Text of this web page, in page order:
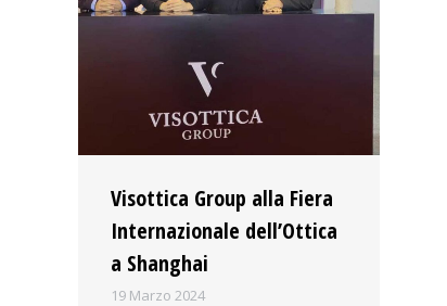
Visottica Group alla Fiera
Internazionale dell’Ottica
a Shanghai
19 Marzo 2024